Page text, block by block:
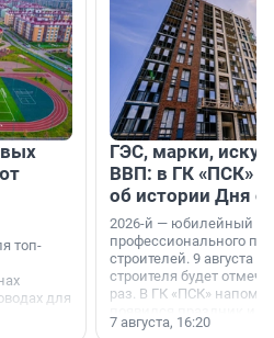
топ-
для
ГЭС, марки,
ВВП: в ГК «ПСК»
об истории Дня
2026-й — юбилейный
профессионального
строителей. 9 августа
строителя будет
раз. В ГК «ПСК»
поменялась роль
7 августа, 16:20